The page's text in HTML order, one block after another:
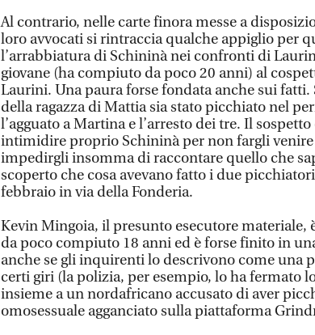
Al contrario, nelle carte finora messe a
loro avvocati si rintraccia qualche appiglio per
l’arrabbiatura di Schininà nei confronti di
giovane (ha compiuto da poco 20 anni) al
Laurini. Una paura forse fondata anche sui fatti.
della ragazza di Mattia sia stato picchiato nel
l’agguato a Martina e l’arresto dei tre. Il
intimidire proprio Schininà per non fargli venire
impedirgli insomma di raccontare quello che
scoperto che cosa avevano fatto i due
febbraio in via della Fonderia.
Kevin Mingoia, il presunto esecutore materiale,
da poco compiuto 18 anni ed è forse finito in
anche se gli inquirenti lo descrivono come una
certi giri (la polizia, per esempio, lo ha fermato
insieme a un nordafricano accusato di aver
omosessuale agganciato sulla piattaforma